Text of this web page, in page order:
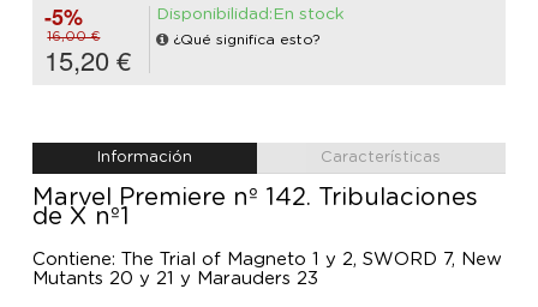
-5%
16,00 €
15,20 €
Disponibilidad:En stock
¿Qué significa esto?
Información Características
Marvel Premiere nº 142. Tribulaciones
de X nº1
Contiene: The Trial of Magneto 1 y 2, SWORD 7, New
Mutants 20 y 21 y Marauders 23